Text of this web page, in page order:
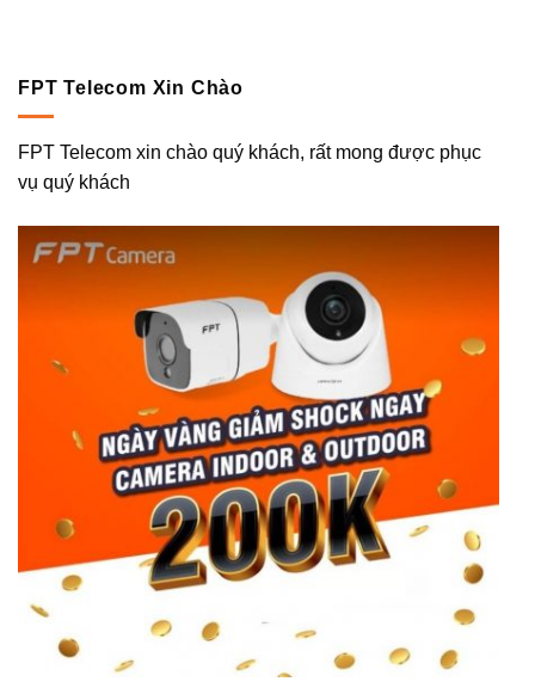
FPT Telecom Xin Chào
FPT Telecom xin chào quý khách, rất mong được phục
vụ quý khách